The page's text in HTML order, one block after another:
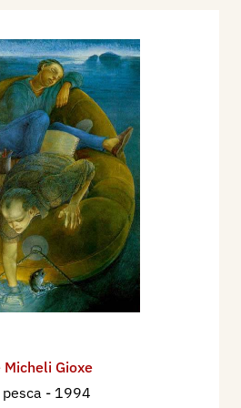
le sue immagini riescono
a stupire, a spiazzare.
in Italia, infatti, quelli che,
a coniugare così
“umanistica” che dal
per Luca Signorelli o per
per Pisanello e così
per farsi linguaggio e
e, soprattutto,
ad una così toccante
[…]
Micheli Gioxe
pesca - 1994